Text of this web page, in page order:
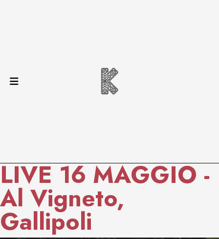
LIVE 16 MAGGIO -
Al Vigneto,
Gallipoli